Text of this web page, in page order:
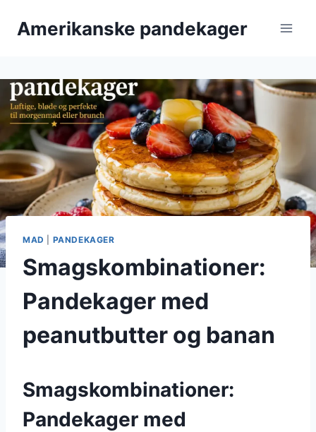
Amerikanske pandekager
MAD PANDEKAGER
Smagskombinationer:
Pandekager med
peanutbutter og banan
Smagskombinationer:
Pandekager med